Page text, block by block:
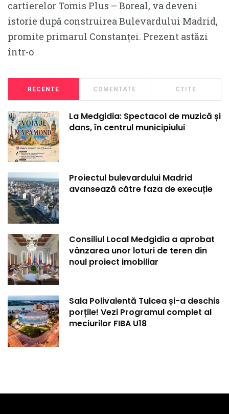
cartierelor Tomis Plus – Boreal, va deveni
istorie după construirea Bulevardului Madrid,
promite primarul Constanței. Prezent astăzi
într-o
RECENTE COMENTATE CTITE
La Medgidia: Spectacol de muzică și
dans, în centrul municipiului
Proiectul bulevardului Madrid
avansează către faza de execuție
Consiliul Local Medgidia a aprobat
vânzarea unor loturi de teren din
noul proiect imobiliar
Sala Polivalentă Tulcea și-a deschis
porțile! Vezi Programul complet al
meciurilor FIBA U18